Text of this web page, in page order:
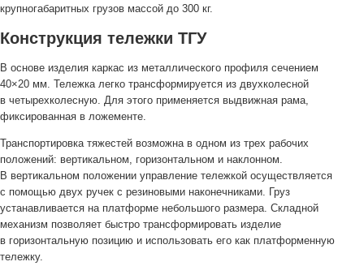
крупногабаритных грузов массой до 300 кг.
Конструкция тележки ТГУ
В основе изделия каркас из металлического профиля сечением
40×20 мм. Тележка легко трансформируется из двухколесной
в четырехколесную. Для этого применяется выдвижная рама,
фиксированная в ложементе.
Транспортировка тяжестей возможна в одном из трех рабочих
положений: вертикальном, горизонтальном и наклонном.
В вертикальном положении управление тележкой осуществляется
с помощью двух ручек с резиновыми наконечниками. Груз
устанавливается на платформе небольшого размера. Складной
механизм позволяет быстро трансформировать изделие
в горизонтальную позицию и использовать его как платформенную
тележку.